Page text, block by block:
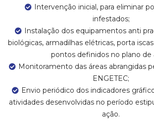
Intervenção inicial, para eliminar
infestados;
Instalação dos equipamentos anti
biológicas, armadilhas elétricas, porta
pontos definidos no plano de
Monitoramento das áreas abrangidas
ENGETEC;
Envio periódico dos indicadores
atividades desenvolvidas no período
ação.